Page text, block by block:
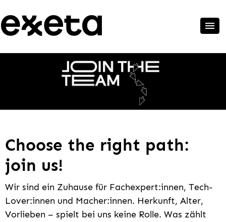
Choose the right path:
join us!
Wir sind ein Zuhause für Fachexpert:innen, Tech-
Lover:innen und Macher:innen. Herkunft, Alter,
Vorlieben – spielt bei uns keine Rolle. Was zählt